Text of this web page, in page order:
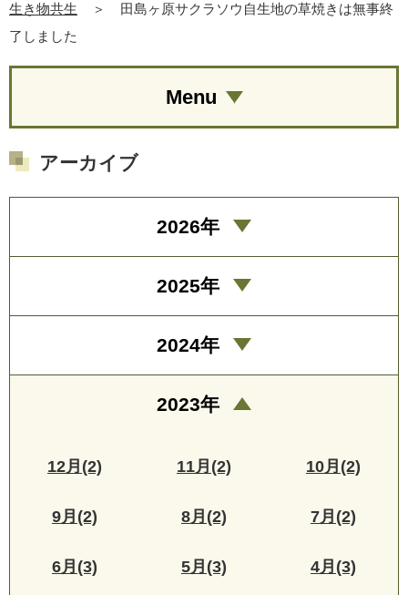
生き物共生
＞
田島ヶ原サクラソウ自生地の草焼きは無事終
了しました
Menu
アーカイブ
2026年
2025年
2024年
2023年
12月(2) 11月(2) 10月(2)
9月(2) 8月(2) 7月(2)
6月(3) 5月(3) 4月(3)